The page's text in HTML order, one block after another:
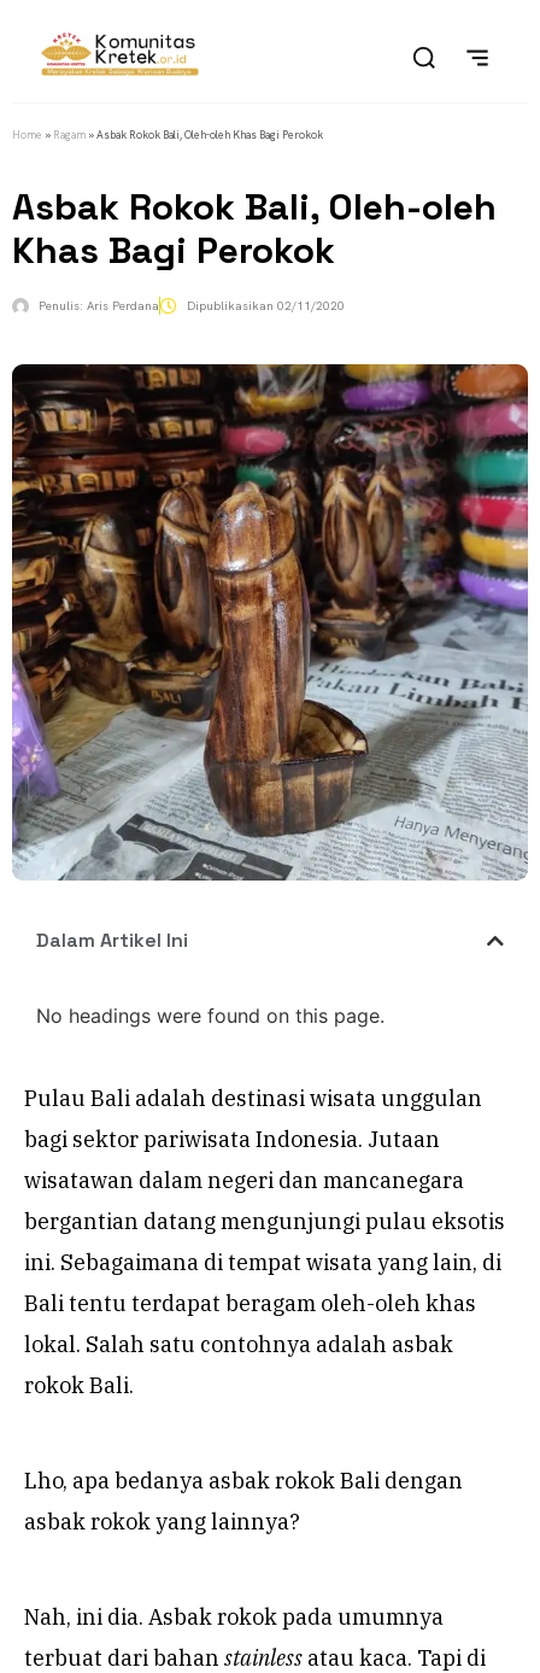
Home » Ragam »Asbak Rokok Bali, Oleh-oleh Khas Bagi Perokok
Asbak Rokok Bali, Oleh-oleh
Khas Bagi Perokok
Penulis: Aris Perdana Dipublikasikan 02/11/2020
Dalam Artikel Ini
No headings were found on this page.
Pulau Bali adalah destinasi wisata unggulan
bagi sektor pariwisata Indonesia. Jutaan
wisatawan dalam negeri dan mancanegara
bergantian datang mengunjungi pulau eksotis
ini. Sebagaimana di tempat wisata yang lain, di
Bali tentu terdapat beragam oleh-oleh khas
lokal. Salah satu contohnya adalah asbak
rokok Bali.
Lho, apa bedanya asbak rokok Bali dengan
asbak rokok yang lainnya?
Nah, ini dia. Asbak rokok pada umumnya
terbuat dari bahan stainless atau kaca. Tapi di